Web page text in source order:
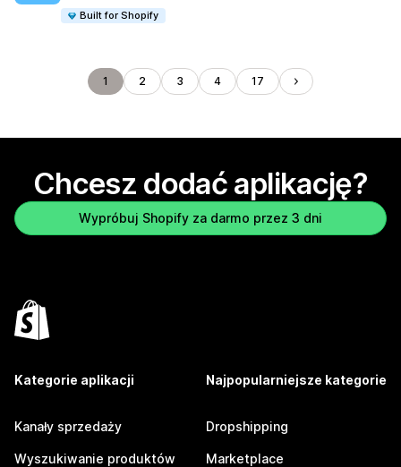
Built for Shopify
1 2 3 4 17
Chcesz dodać aplikację?
Wypróbuj Shopify za darmo przez 3 dni
Kategorie aplikacji
Kanały sprzedaży
Wyszukiwanie produktów
Najpopularniejsze kategorie
Dropshipping
Marketplace